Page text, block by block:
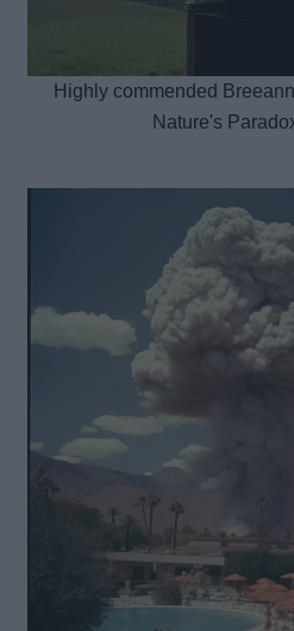
Highly commended
Nature's